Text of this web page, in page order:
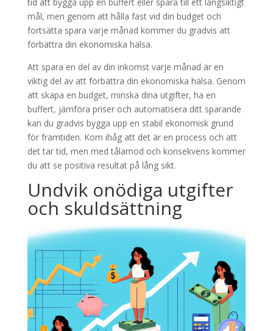
tid att bygga upp en buffert eller spara till ett långsiktigt
mål, men genom att hålla fast vid din budget och
fortsätta spara varje månad kommer du gradvis att
förbättra din ekonomiska hälsa.
Att spara en del av din inkomst varje månad är en
viktig del av att förbättra din ekonomiska hälsa. Genom
att skapa en budget, minska dina utgifter, ha en
buffert, jämföra priser och automatisera ditt sparande
kan du gradvis bygga upp en stabil ekonomisk grund
för framtiden. Kom ihåg att det är en process och att
det tar tid, men med tålamod och konsekvens kommer
du att se positiva resultat på lång sikt.
Undvik onödiga utgifter
och skuldsättning